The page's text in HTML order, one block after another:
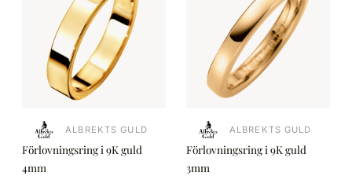
ALBREKTS GULD
Förlovningsring i 9K guld
4mm
ALBREKTS GULD
Förlovningsring i 9K guld
3mm